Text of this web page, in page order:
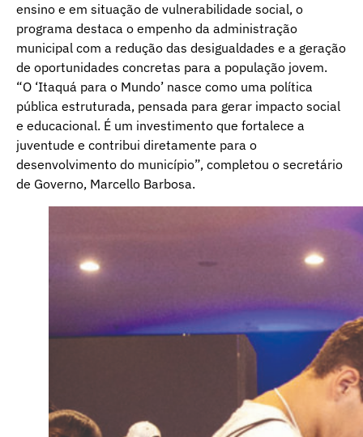
ensino e em situação de vulnerabilidade social, o
programa destaca o empenho da administração
municipal com a redução das desigualdades e a geração
de oportunidades concretas para a população jovem.
“O ‘Itaquá para o Mundo’ nasce como uma política
pública estruturada, pensada para gerar impacto social
e educacional. É um investimento que fortalece a
juventude e contribui diretamente para o
desenvolvimento do município”, completou o secretário
de Governo, Marcello Barbosa.